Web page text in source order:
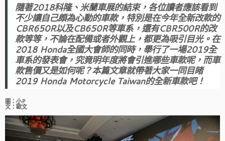
隨著2018科隆、米蘭車展的結束，各位讀者應該看到
不少讓自己頗為心動的車款，特別是在今年全新改款的
CBR650R以及CB650R等車系，還有CBR500R的改
款等等，不論在配備或者外觀上，都更為吸引目光。在
2018 Honda全國大會師的同時，舉行了一場2019全
車系的發表會，究竟明年度將會引進哪些車款呢，而車
款售價又是如何呢？本篇文章就帶著大家一同目睹
2019 Honda Motorcycle Taiwan的全新車款吧！
圖：小P
文：歐文